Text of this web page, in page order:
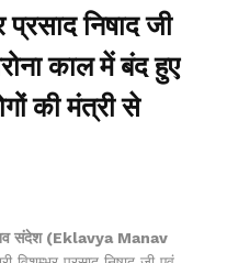
प्रसाद निषाद जी
काल में बंद हुए
की मंत्री से
संदेश (Eklavya Manav